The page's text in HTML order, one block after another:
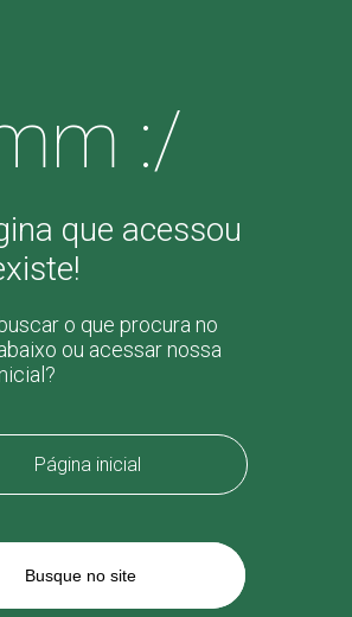
:/
que acessou
o que procura no
ou acessar nossa
Página inicial